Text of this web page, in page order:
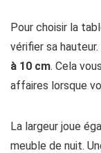
Pour choisir la
vérifier sa hauteur.
à 10 cm. Cela
affaires lorsque
La largeur joue
meuble de nuit.